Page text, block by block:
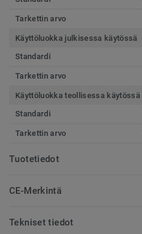
Tarkettin arvo
Käyttöluokka julkisessa käytössä
Standardi
Tarkettin arvo
Käyttöluokka teollisessa käytössä
Standardi
Tarkettin arvo
Tuotetiedot
CE-Merkintä
Tekniset tiedot